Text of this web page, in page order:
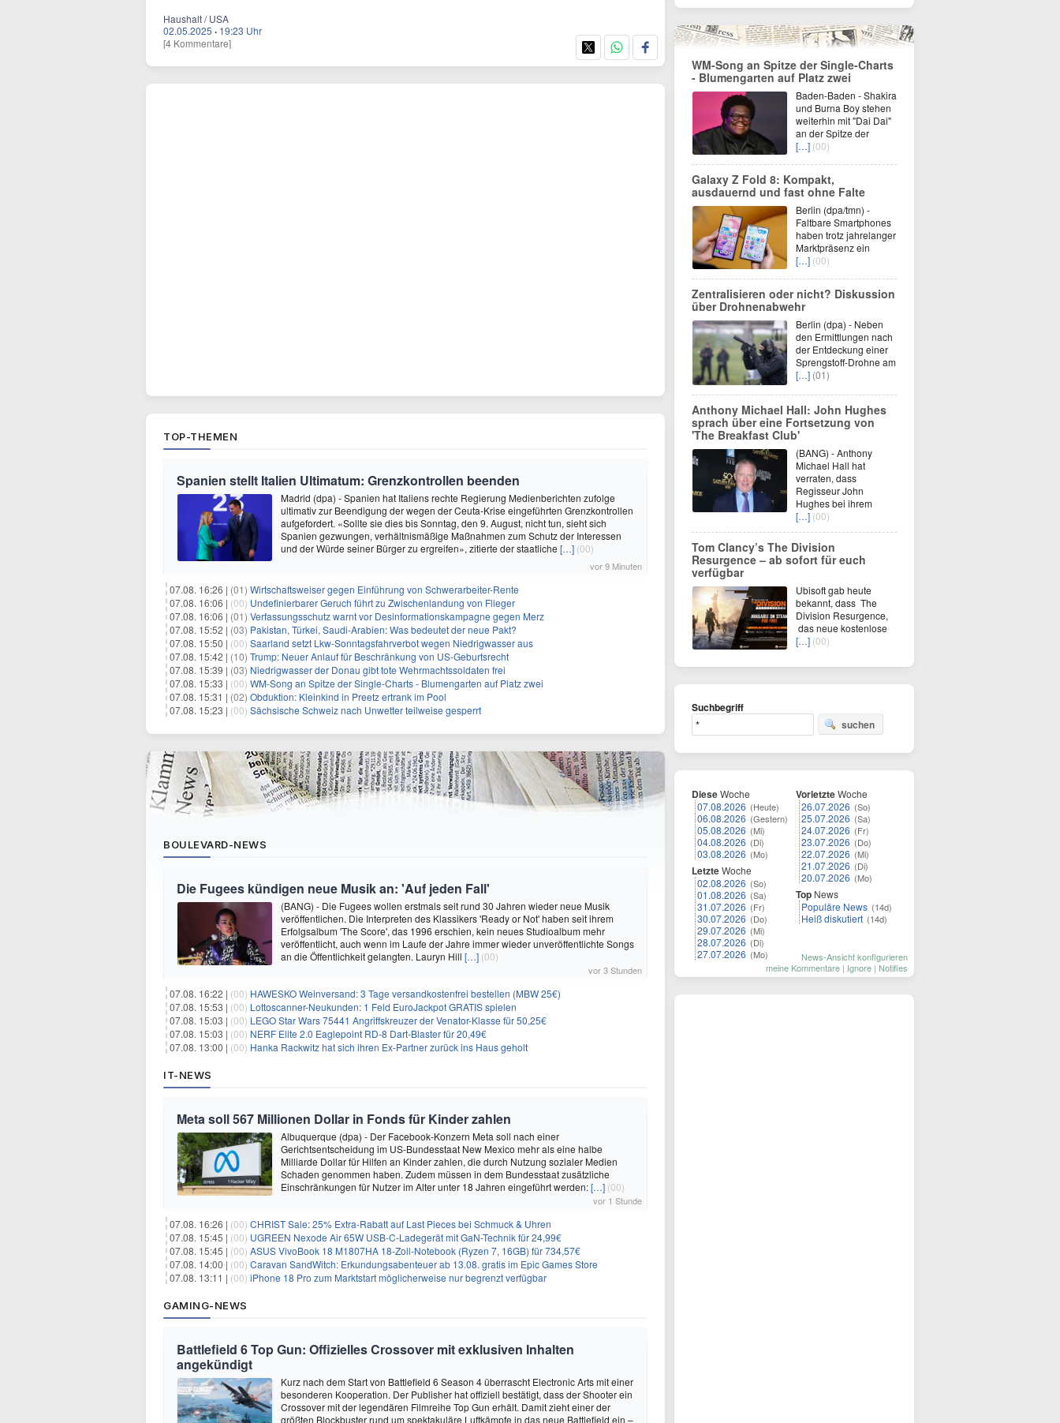
Haushalt / USA
02.05.2025 · 19:23 Uhr
[4 Kommentare]
TOP-THEMEN
Spanien stellt Italien Ultimatum: Grenzkontrollen beenden
Madrid (dpa) - Spanien hat Italiens rechte Regierung Medienberichten zufolge
ultimativ zur Beendigung der wegen der Ceuta-Krise eingeführten Grenzkontrollen
aufgefordert. «Sollte sie dies bis Sonntag, den 9. August, nicht tun, sieht sich
Spanien gezwungen, verhältnismäßige Maßnahmen zum Schutz der Interessen
und der Würde seiner Bürger zu ergreifen», zitierte der staatliche […] (00)
vor 9 Minuten
07.08. 16:26 | (01) Wirtschaftsweiser gegen Einführung von Schwerarbeiter-Rente
07.08. 16:06 | (00) Undefinierbarer Geruch führt zu Zwischenlandung von Flieger
07.08. 16:06 | (01) Verfassungsschutz warnt vor Desinformationskampagne gegen Merz
07.08. 15:52 | (03) Pakistan, Türkei, Saudi-Arabien: Was bedeutet der neue Pakt?
07.08. 15:50 | (00) Saarland setzt Lkw-Sonntagsfahrverbot wegen Niedrigwasser aus
07.08. 15:42 | (10) Trump: Neuer Anlauf für Beschränkung von US-Geburtsrecht
07.08. 15:39 | (03) Niedrigwasser der Donau gibt tote Wehrmachtssoldaten frei
07.08. 15:33 | (00) WM-Song an Spitze der Single-Charts - Blumengarten auf Platz zwei
07.08. 15:31 | (02) Obduktion: Kleinkind in Preetz ertrank im Pool
07.08. 15:23 | (00) Sächsische Schweiz nach Unwetter teilweise gesperrt
BOULEVARD-NEWS
Die Fugees kündigen neue Musik an: 'Auf jeden Fall'
(BANG) - Die Fugees wollen erstmals seit rund 30 Jahren wieder neue Musik
veröffentlichen. Die Interpreten des Klassikers 'Ready or Not' haben seit ihrem
Erfolgsalbum 'The Score', das 1996 erschien, kein neues Studioalbum mehr
veröffentlicht, auch wenn im Laufe der Jahre immer wieder unveröffentlichte Songs
an die Öffentlichkeit gelangten. Lauryn Hill […] (00)
vor 3 Stunden
07.08. 16:22 | (00) HAWESKO Weinversand: 3 Tage versandkostenfrei bestellen (MBW 25€)
07.08. 15:53 | (00) Lottoscanner-Neukunden: 1 Feld EuroJackpot GRATIS spielen
07.08. 15:03 | (00) LEGO Star Wars 75441 Angriffskreuzer der Venator-Klasse für 50,25€
07.08. 15:03 | (00) NERF Elite 2.0 Eaglepoint RD-8 Dart-Blaster für 20,49€
07.08. 13:00 | (00) Hanka Rackwitz hat sich ihren Ex-Partner zurück ins Haus geholt
IT-NEWS
Meta soll 567 Millionen Dollar in Fonds für Kinder zahlen
Albuquerque (dpa) - Der Facebook-Konzern Meta soll nach einer
Gerichtsentscheidung im US-Bundesstaat New Mexico mehr als eine halbe
Milliarde Dollar für Hilfen an Kinder zahlen, die durch Nutzung sozialer Medien
Schaden genommen haben. Zudem müssen in dem Bundesstaat zusätzliche
Einschränkungen für Nutzer im Alter unter 18 Jahren eingeführt werden:[…] (00)
vor 1 Stunde
07.08. 16:26 | (00) CHRIST Sale: 25% Extra-Rabatt auf Last Pieces bei Schmuck & Uhren
07.08. 15:45 | (00) UGREEN Nexode Air 65W USB-C-Ladegerät mit GaN-Technik für 24,99€
07.08. 15:45 | (00) ASUS VivoBook 18 M1807HA 18-Zoll-Notebook (Ryzen 7, 16GB) für 734,57€
07.08. 14:00 | (00) Caravan SandWitch: Erkundungsabenteuer ab 13.08. gratis im Epic Games Store
07.08. 13:11 | (00) iPhone 18 Pro zum Marktstart möglicherweise nur begrenzt verfügbar
GAMING-NEWS
Battlefield 6 Top Gun: Offizielles Crossover mit exklusiven Inhalten
angekündigt
Kurz nach dem Start von Battlefield 6 Season 4 überrascht Electronic Arts mit einer
besonderen Kooperation. Der Publisher hat offiziell bestätigt, dass der Shooter ein
Crossover mit der legendären Filmreihe Top Gun erhält. Damit zieht einer der
größten Blockbuster rund um spektakuläre Luftkämpfe in das neue Battlefield ein –
WM-Song an Spitze der Single-Charts
- Blumengarten auf Platz zwei
Baden-Baden - Shakira
und Burna Boy stehen
weiterhin mit "Dai Dai"
an der Spitze der
[…] (00)
Galaxy Z Fold 8: Kompakt,
ausdauernd und fast ohne Falte
Berlin (dpa/tmn) -
Faltbare Smartphones
haben trotz jahrelanger
Marktpräsenz ein
[…] (00)
Zentralisieren oder nicht? Diskussion
über Drohnenabwehr
Berlin (dpa) - Neben
den Ermittlungen nach
der Entdeckung einer
Sprengstoff-Drohne am
[…] (01)
Anthony Michael Hall: John Hughes
sprach über eine Fortsetzung von
'The Breakfast Club'
(BANG) - Anthony
Michael Hall hat
verraten, dass
Regisseur John
Hughes bei ihrem
[…] (00)
Tom Clancy’s The Division
Resurgence – ab sofort für euch
verfügbar
Ubisoft gab heute
bekannt, dass The
Division Resurgence,
das neue kostenlose
[…] (00)
Suchbegriff
suchen
DieseWoche
07.08.2026 (Heute)
06.08.2026 (Gestern)
05.08.2026 (Mi)
04.08.2026 (Di)
03.08.2026 (Mo)
LetzteWoche
02.08.2026 (So)
01.08.2026 (Sa)
31.07.2026 (Fr)
30.07.2026 (Do)
29.07.2026 (Mi)
28.07.2026 (Di)
27.07.2026 (Mo)
VorletzteWoche
26.07.2026 (So)
25.07.2026 (Sa)
24.07.2026 (Fr)
23.07.2026 (Do)
22.07.2026 (Mi)
21.07.2026 (Di)
20.07.2026 (Mo)
Top News
Populäre News (14d)
Heiß diskutiert (14d)
News-Ansicht konfigurieren
meine Kommentare | Ignore | Notifies